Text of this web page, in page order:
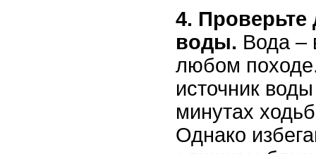
4. Проверьте
воды. Вода –
любом
источник
минутах
Однако